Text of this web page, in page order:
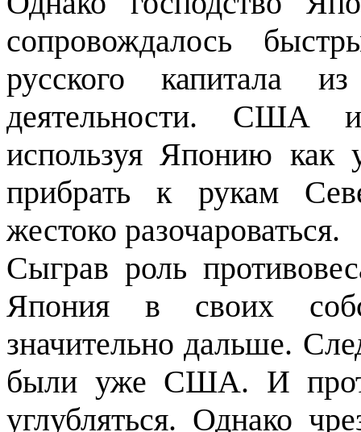
сопровождалось
русского капитала
деятельности. США
используя Япо­нию как
при­брать к рукам
жестоко разочароваться.
Сыграв роль
Япония в своих
значительно дальше.
были уже США. И
углубляться. Однако